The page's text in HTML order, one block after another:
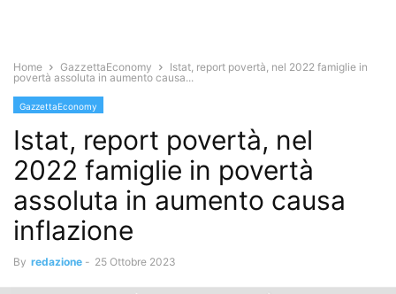
Home GazzettaEconomy
Istat, report povertà, nel 2022 famiglie in
povertà assoluta in aumento causa...
GazzettaEconomy
Istat, report povertà, nel
2022 famiglie in povertà
assoluta in aumento causa
inflazione
By redazione - 25 Ottobre 2023